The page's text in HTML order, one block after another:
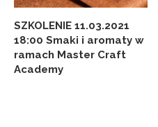
SZKOLENIE 11.03.2021
18:00 Smaki i aromaty w
ramach Master Craft
Academy